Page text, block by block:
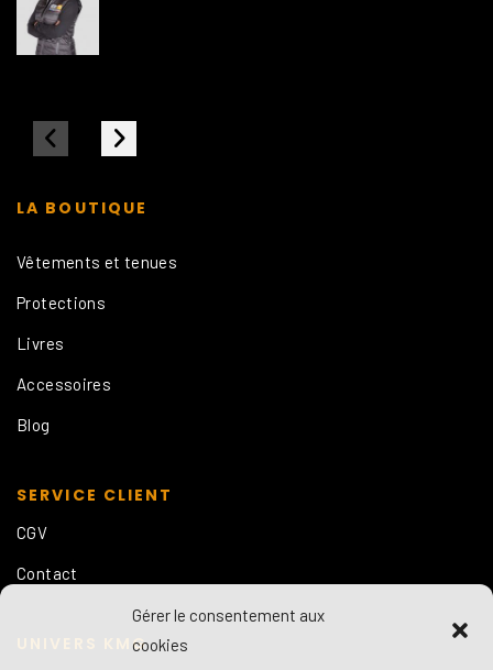
Gérer le consentement aux
cookies
LA BOUTIQUE
Vêtements et tenues
Protections
Livres
Accessoires
Blog
SERVICE CLIENT
CGV
Contact
UNIVERS KMG